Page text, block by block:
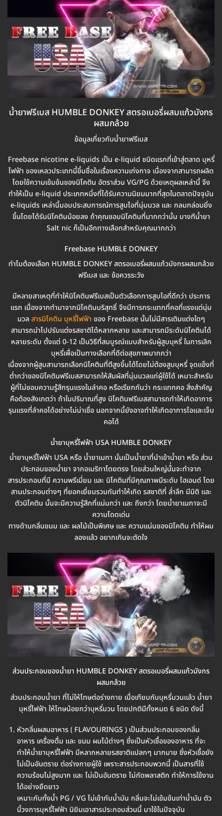
น้ำยาฟรีเบส HUMBLE DONKEY สตรอเบอรี่ผสมแก้วมังกร
ผสมกล้วย
ข้อมูลเกี่ยวกับน้ำยาฟรีเบส
Freebase nicotine e-liquids เป็น e-liquid ชนิดแรกที่เข้าสู่ตลาด บุหรี่
ไฟฟ้า ของเหลวประเภทนี้ขึ้นชื่อในเรื่องความเก่งกาจ เนื่องจากสามารถผลิต
โดยใช้ความเข้มข้นของนิโคติน อัตราส่วน VG/PG ด้วยเหตุผลเหล่านี้ จึง
ทำให้เป็น e-liquid ประเภทหนึ่งที่ได้รับความนิยมมากที่สุดในตลาดปัจจุบัน
e-liquids เหล่านี้มอบประสบการณ์การสูบไอที่นุ่มนวล และ กลมกล่อมยิ่ง
ขึ้นโดยได้รับนิโคตินน้อยลง ถ้าคุณชอบนิโคตินที่มากกว่านั้น บางทีน้ำยา
Salt nic ก็เป็นอีกทางเลือกสำหรับคุณมากกว่า
Freebase HUMBLE DONKEY
ทำไมต้องเลือก HUMBLE DONKEY สตรอเบอรี่ผสมแก้วมังกรผสมกล้วย
ฟรีเบส และ ข้อควรระวัง
มีหลายสาเหตุที่ทำให้นิโคตินฟรีเบสเป็นตัวเลือกการสูบไอที่ดีกว่า ประการ
แรก เนื่องจากทำมาจากนิโคตินบริสุทธิ์ จึงมีการกระแทกที่คอที่แรงแต่นุ่ม
นวลสารนิโคติน บุหรี่ไฟฟ้า ของ Freebase นั้นไม่มีสารเติมแต่งใดๆ
สามารถนำไปปรับแต่งรสชาติได้หลากหลาย และสามารถมีระดับนิโคตินได้
หลายระดับ ตั้งแต่ 0-12 เป็นวิธีที่สมบูรณ์แบบสำหรับผู้สูบบุหรี่ ในการเลิก
บุหรี่เพื่อเป็นทางเลือกที่ดีต่อสุขภาพมากกว่า
เนื่องจากผู้สูบสามารถเลือกนิโคตินที่ตีสูงขึ้นได้โดยไม่ต้องสูบบุหรี่ จุดแข็งที่
ต่ำกว่าของนิโคตินฟรีเบสสามารถให้สัมผัสที่นุ่มนวลแก่ผู้ใช้ได้ เหมาะสำหรับ
ผู้ที่ไม่ชอบความรู้สึกรุนแรงในลำคอ หรือเรียกกันว่า กระแทกคอ สิ่งสำคัญ
คือต้องสังเกตว่า ถ้าในปริมาณที่สูง นิโคตินฟรีเบสสามารถทำให้เกิดอาการ
รุนแรงที่ลำคอได้อย่างไม่น่าเชื่อ นอกจากนี้ยังอาจทำให้เกิดอาการไอและเจ็บ
คอได้
น้ำยาบุหรี่ไฟฟ้า USA HUMBLE DONKEY
น้ำยาบุหรี่ไฟฟ้า USA หรือ น้ำยาเมกา นั่นเป็นน้ำยาที่นำเข้าน้ำยา หรือ ส่วน
ประกอบของน้ำยา จากอเมริกาโดยตรง โดยส่วนใหญ่นั้่นจะทำจาก
สารประกอบที่มี ความพรีเมี่ยม และ นิโคตินที่มีคุณภาพมีระดับ ไฮเอนด์ โดย
สานประกอบต่างๆ ที่ยอกเยี่ยมรวมกันทำให้เกิด รสชาติที่ ล่ำลึก มีมิติ และ
ตัวนิโคติน นั้นจะมีความรู้สึกที่แน่นกว่า และ ถึงกว่า โดยน้ำยาเมกาจะมี
ความโดดเด่น
ทางด้านกลิ่นขนม และ ผลไม้เป็นพิเศษ และ ความแน่นของนิโคติน ทำให้ผม
ลองแล้ว อยากเกินจะตัดใจ
ส่วนประกอบของน้ำยา HUMBLE DONKEY สตรอเบอรี่ผสมแก้วมังกร
ผสมกล้วย
ส่วนประกอบน้ำยา ที่ไม่ให้โทษต่อร่างกาย เมื่อเทียบกับบุหรี่มวนแล้ว น้ำยา
บุหรี่ไฟฟ้า ให้โทษน้อยกว่าบุหรี่มวน โดยปกติมีทั้งหมด 6 ชนิด ดังนี้
หัวกลิ่นผสมอาหาร ( FLAVOURINGS ) เป็นส่วนประกอบของกลิ่น
อาหาร เครื่องดื่ม และ ขนม ผมไม้ต่างๆ ซึ่งเป็นหัวเชื้อของอาหาร ที่จะ
ทำให้น้ำยาบุหรี่ไฟฟ้า มีหลากหลายรสชาติแปลกๆ มากมาย ซึ่งหัวเชื้อยัง
ไม่เป็นอันตราย ต่อร่างกายผู้ใช้ เพราะสารประกอบพวกนี้ เป็นสารที่ใช้
ความร้อนไม่สูงมาก และ ไม่เป็นอันตราย ไม่กัดพลาสติก ทำให้การใช้งาน
ได้อย่างยืดยาว
เหมาะกับทั้งน้ำ PG / VG ไม่เข้ากับน้ำมัน กลิ่นจะไม่เข้มข้นเท่าน้ำมัน ตัว
นี้วงการบุหรี่ไฟฟ้า นิยิมเอาสารประกอบส่วนนี้ มาใช้ในปัจจุบัน